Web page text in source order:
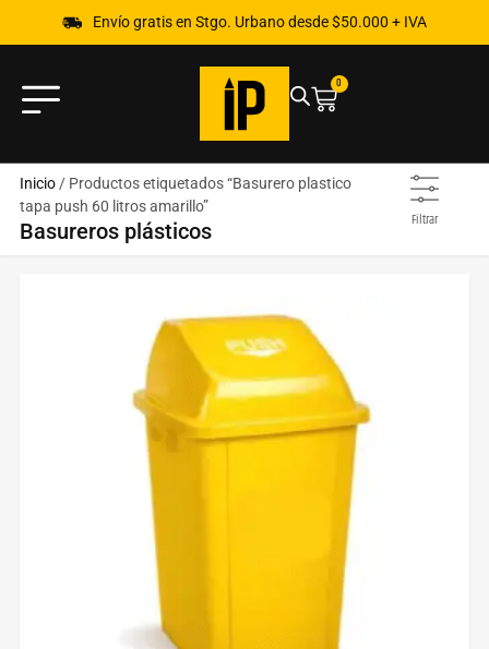
Envío gratis en Stgo. Urbano desde $50.000 + IVA
0
Inicio/ Productos etiquetados “Basurero plastico
tapa push 60 litros amarillo”
Basureros plásticos Filtrar